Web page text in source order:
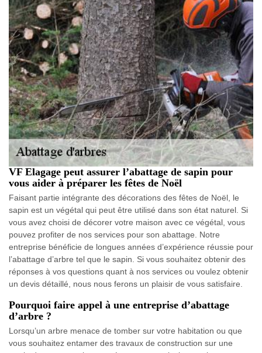
VF Elagage peut assurer l’abattage de sapin pour
vous aider à préparer les fêtes de Noël
Faisant partie intégrante des décorations des fêtes de Noël, le
sapin est un végétal qui peut être utilisé dans son état naturel. Si
vous avez choisi de décorer votre maison avec ce végétal, vous
pouvez profiter de nos services pour son abattage. Notre
entreprise bénéficie de longues années d’expérience réussie pour
l’abattage d’arbre tel que le sapin. Si vous souhaitez obtenir des
réponses à vos questions quant à nos services ou voulez obtenir
un devis détaillé, nous nous ferons un plaisir de vous satisfaire.
Pourquoi faire appel à une entreprise d’abattage
d’arbre ?
Lorsqu’un arbre menace de tomber sur votre habitation ou que
vous souhaitez entamer des travaux de construction sur une